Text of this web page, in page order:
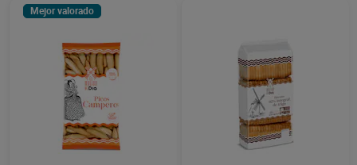
Mejor valorado